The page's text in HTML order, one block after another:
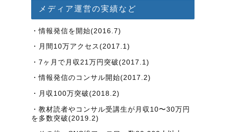
メディア運営の実績など
・情報発信を開始(2016.7)
・月間10万アクセス(2017.1)
・7ヶ月で月収21万円突破(2017.1)
・情報発信のコンサル開始(2017.2)
・月収100万突破(2018.2)
・教材読者やコンサル受講生が月収10〜30万円
を多数突破(2019.2)